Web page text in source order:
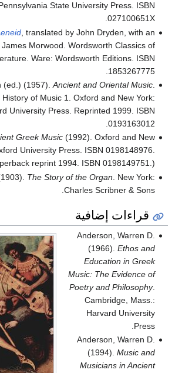
State University Press. ISBN
027100651X.
, translated by John Dryden, with an
Morwood. Wordsworth Classics of
Ware: Wordsworth Editions. ISBN
1853267775.
(ed.) (1957). Ancient and Oriental Music.
History of Music 1. Oxford and New York:
University Press. Reprinted 1999. ISBN
0193163012.
Greek Music(1992). Oxford and New
University Press. ISBN 0198148976.
reprint 1994. ISBN 0198149751.)
The Story of the Organ . New York:
Charles Scribner & Sons.
قراءات إضافية
Anderson, Warren D.
(1966). Ethos and
Education in Greek
Music: The Evidence of
Poetry and Philosophy.
Cambridge, Mass.:
Harvard University
Press.
Anderson, Warren D.
(1994). Music and
Musicians in Ancient